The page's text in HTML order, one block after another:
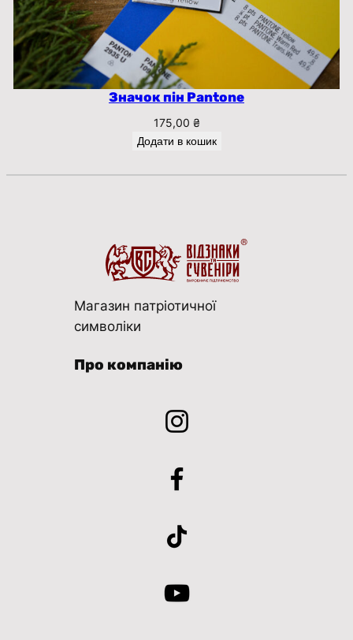
Значок пін Pantone
175,00 ₴
Додати в кошик
Магазин патріотичної
символіки
Про компанію